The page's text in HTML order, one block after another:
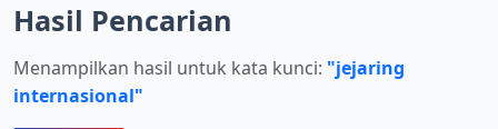
Hasil Pencarian
Menampilkan hasil untuk kata kunci: "jejaring
internasional"